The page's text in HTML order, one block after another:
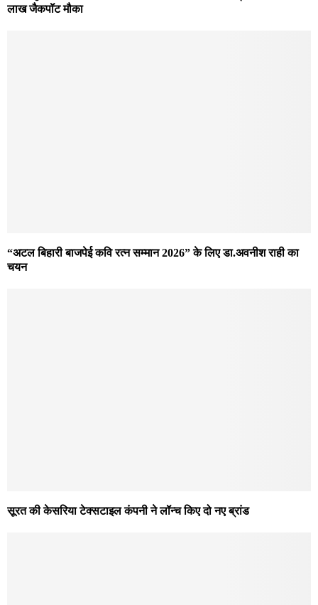
लाख जैकपॉट मौका
“अटल बिहारी बाजपेई कवि रत्न सम्मान 2026” के लिए डा.अवनीश राही का
चयन
सूरत की केसरिया टेक्सटाइल कंपनी ने लॉन्च किए दो नए ब्रांड